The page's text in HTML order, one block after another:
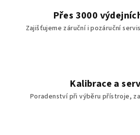
Přes 3000
Zajišťujeme záruční i pozáruční
Kalibrace a
Poradenství při výběru přístroje,